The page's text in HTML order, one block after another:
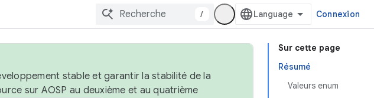
/ Connexion
Sur cette page
Résumé
Valeurs enum
stable et garantir la stabilité de la
sur AOSP au deuxième et au quatrième